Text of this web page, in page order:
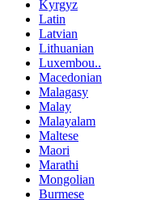
Kyrgyz
Latin
Latvian
Lithuanian
Luxembou..
Macedonian
Malagasy
Malay
Malayalam
Maltese
Maori
Marathi
Mongolian
Burmese